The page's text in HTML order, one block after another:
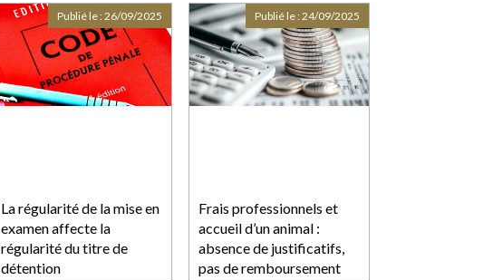
La régularité de la mise en
examen affecte la
régularité du titre de
détention
Publié le :26/09/2025
Frais professionnels et
accueil d’un animal :
absence de justificatifs,
pas de remboursement
Publié le :24/09/2025